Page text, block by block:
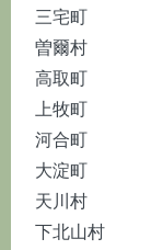
三宅町
曽爾村
高取町
上牧町
河合町
大淀町
天川村
下北山村